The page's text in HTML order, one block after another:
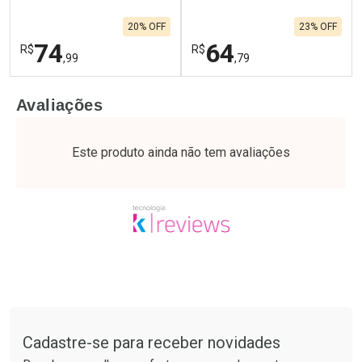
R$74,99
20% OFF
Laboratório
Ativar Desconto
Por Menos
R$64,79
23% OFF
Laboratório
Ativar Desconto
Por Menos
Avaliações
Este produto ainda não tem avaliações
Cadastre-se para receber novidades